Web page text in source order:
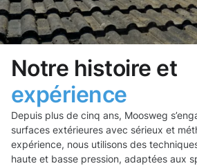
Notre histoire et
expérience
Depuis plus de cinq ans, Moosweg
surfaces extérieures avec sérieux et
expérience, nous utilisons des
haute et basse pression, adaptées aux